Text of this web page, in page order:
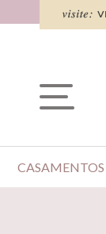
CASAMENTOS